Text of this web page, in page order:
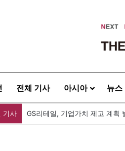
전체 기사 아시아 뉴스
기사 GS리테일, 기업가치 제고 계